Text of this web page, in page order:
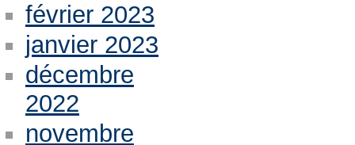
février 2023
janvier 2023
décembre
2022
novembre